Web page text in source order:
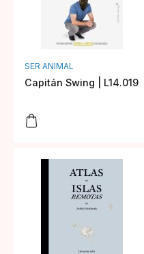
SER ANIMAL
Capitán Swing | L14.019